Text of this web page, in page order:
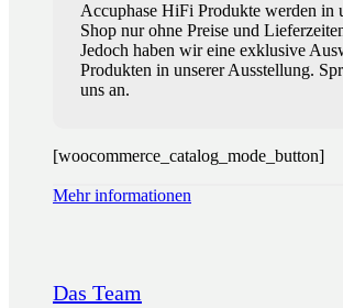
Das Team
Accuphase HiFi Produkte werden in
Shop nur ohne Preise und
Jedoch haben wir eine exklusive
Produkten in unserer Ausstellung.
uns an.
[woocommerce_catalog_mode_button]
Mehr informationen